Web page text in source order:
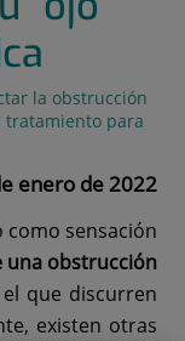
la obstrucción
tratamiento para
enero de 2022
como sensación
una obstrucción
que discurren
existen otras